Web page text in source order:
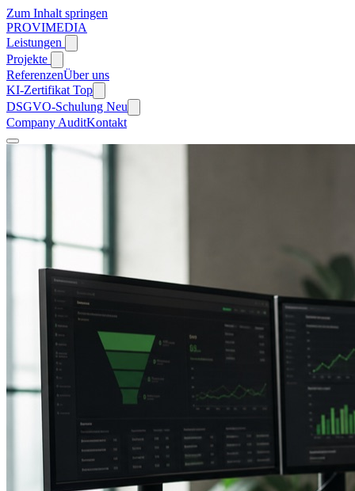
Zum Inhalt springen
PROVIMEDIA
Leistungen
Projekte
ReferenzenÜber uns
KI-Zertifikat Top
DSGVO-Schulung Neu
Company AuditKontakt